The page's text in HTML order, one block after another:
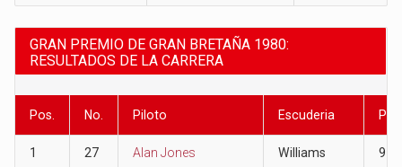
GRAN PREMIO DE GRAN BRETAÑA 1980:
RESULTADOS DE LA CARRERA
Pos. No. Piloto Escuderia
1 27 Alan Jones Williams 9